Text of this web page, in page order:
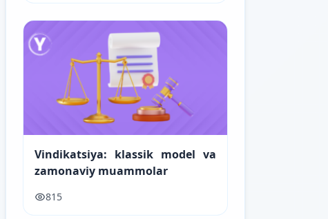
Vindikatsiya: klassik model va
zamonaviy muammolar
815